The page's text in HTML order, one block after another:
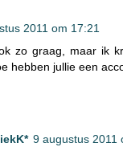
2011 om 17:21
zo graag, maar ik
hebben jullie een
9 augustus 2011